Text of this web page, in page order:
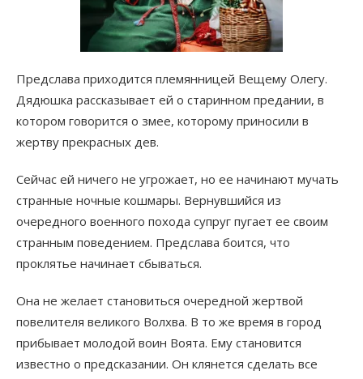
Предслава приходится племянницей Вещему Олегу.
Дядюшка рассказывает ей о старинном предании, в
котором говорится о змее, которому приносили в
жертву прекрасных дев.
Сейчас ей ничего не угрожает, но ее начинают мучать
странные ночные кошмары. Вернувшийся из
очередного военного похода супруг пугает ее своим
странным поведением. Предслава боится, что
проклятье начинает сбываться.
Она не желает становиться очередной жертвой
повелителя великого Волхва. В то же время в город
прибывает молодой воин Воята. Ему становится
известно о предсказании. Он клянется сделать все